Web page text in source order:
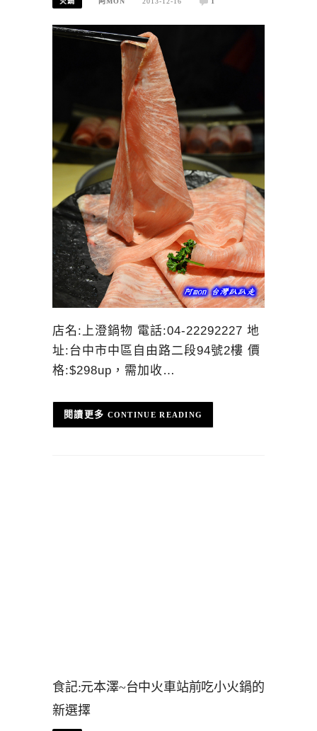
店名:上澄鍋物 電話:04-22292227 地
址:台中市中區自由路二段94號2樓 價
格:$298up，需加收…
CONTINUE READING
食記:元本澤~台中火車站前吃小火鍋的
新選擇